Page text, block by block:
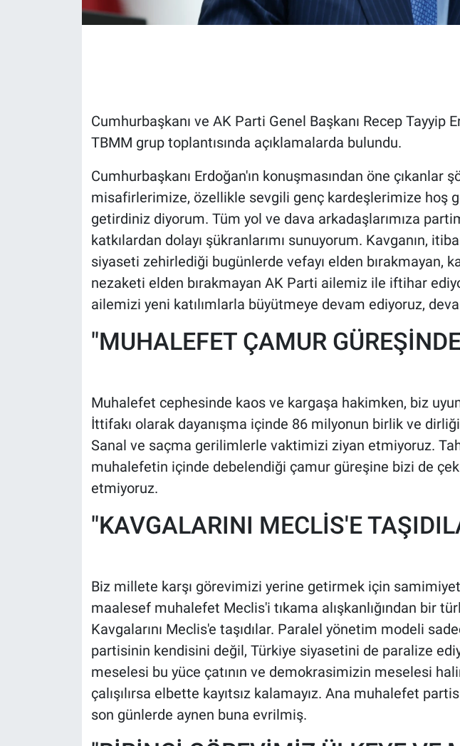
Cumhurbaşkanı ve AK Parti Genel Başkanı Recep Tayyip
TBMM grup toplantısında açıklamalarda bulundu.
Cumhurbaşkanı Erdoğan'ın konuşmasından öne çıkanlar
misafirlerimize, özellikle sevgili genç kardeşlerimize hoş
getirdiniz diyorum. Tüm yol ve dava arkadaşlarımıza
katkılardan dolayı şükranlarımı sunuyorum. Kavganın,
siyaseti zehirlediği bugünlerde vefayı elden bırakmayan,
nezaketi elden bırakmayan AK Parti ailemiz ile iftihar
ailemizi yeni katılımlarla büyütmeye devam ediyoruz,
"MUHALEFET ÇAMUR
Muhalefet cephesinde kaos ve kargaşa hakimken, biz
İttifakı olarak dayanışma içinde 86 milyonun birlik ve dirliği
Sanal ve saçma gerilimlerle vaktimizi ziyan etmiyoruz.
muhalefetin içinde debelendiği çamur güreşine bizi de
etmiyoruz.
"KAVGALARINI MECLİS'E
Biz millete karşı görevimizi yerine getirmek için
maalesef muhalefet Meclis'i tıkama alışkanlığından bir
Kavgalarını Meclis'e taşıdılar. Paralel yönetim modeli
partisinin kendisini değil, Türkiye siyasetini de paralize
meselesi bu yüce çatının ve demokrasimizin meselesi
çalışılırsa elbette kayıtsız kalamayız. Ana muhalefet
son günlerde aynen buna evrilmiş.
Koronavirüs
Ne demişti
Programlar
Türkiye'nin Gündemi
Yerel Gündem
Yerel Yaşam
Canlı Yayın